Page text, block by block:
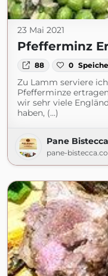
23 Mai 2021
Pfefferminz
88 0
Zu Lamm serviere
Pfefferminze
wir sehr viele
haben, (...)
Pane Bistecca
pane-